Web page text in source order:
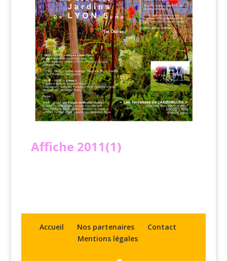
Affiche 2011(1)
Accueil Nos partenaires
Contact
Mentions légales